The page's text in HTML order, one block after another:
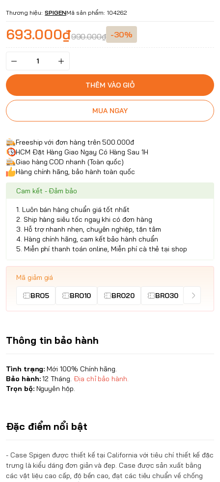
Thương hiệu: SPIGENMã sản phẩm: 104262
693.000₫990.000₫ -30%
THÊM VÀO GIỎ
MUA NGAY
Freeship với đơn hàng trên 500.000đ
HCM Đặt Hàng Giao Ngay Có Hàng Sau 1H
Giao hàng COD nhanh (Toàn quốc)
Hàng chính hãng, bảo hành toàn quốc
Cam kết - Đảm bảo
1. Luôn bán hàng chuẩn giá tốt nhất
2. Ship hàng siêu tốc ngay khi có đơn hàng
3. Hỗ trợ nhanh nhẹn, chuyên nghiệp, tận tâm
4. Hàng chính hãng, cam kết bảo hành chuẩn
5. Miễn phí thanh toán online, Miễn phí cà thẻ tại shop
Mã giảm giá
BRO5 BRO10 BRO20 BRO30
Thông tin bảo hành
Tình trạng:Mới 100% Chính hãng.
Bảo hành:12 Tháng. Địa chỉ bảo hành.
Trọn bộ: Nguyên hộp.
Đặc điểm nổi bật
- Case Spigen được thiết kế tại California với tiêu chí thiết kế đặc
trưng là kiểu dáng đơn giản và đẹp. Case được sản xuất bằng
các vật liệu cao cấp, độ bền cao, đạt các tiêu chuẩn về chống